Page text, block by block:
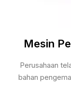
Mesin
Perusahaan
bahan